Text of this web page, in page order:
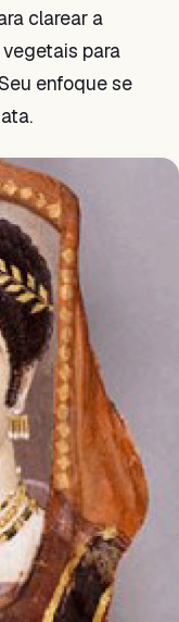
clarear a
para
enfoque se